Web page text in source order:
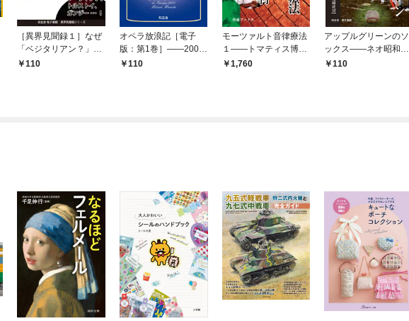
［異界見聞録１］なぜ
「ベジタリアン？」世
界史人の謎 ――マイ
110
オペラ放浪記［電子
版：第1巻］――2001
年編ヨーロッパ・オペ
110
モーツァルト音律療法
１――トマティス博
士・驚異の聴覚理論入
1,760
アップルグリーンのソ
ックス――ネオ昭和青
春ノベル シリーズ１
110